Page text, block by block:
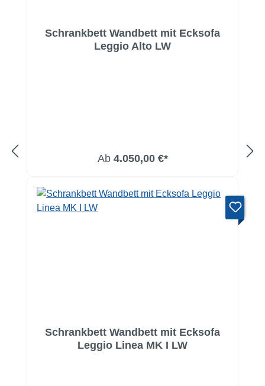
Schrankbett Wandbett mit Ecksofa
Leggio Alto LW
Ab 4.050,00 €*
Schrankbett Wandbett mit Ecksofa
Leggio Linea MK I LW